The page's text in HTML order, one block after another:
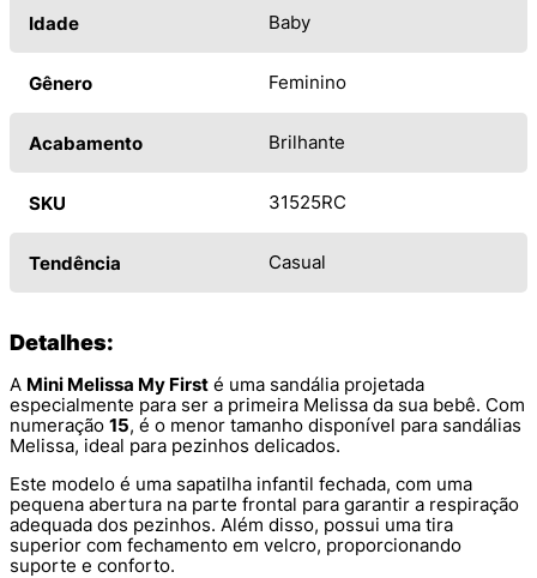
Idade Baby
Gênero Feminino
Acabamento Brilhante
SKU 31525RC
Tendência Casual
Detalhes:
A Mini Melissa My First é uma sandália projetada
especialmente para ser a primeira Melissa da sua bebê. Com
numeração 15, é o menor tamanho disponível para sandálias
Melissa, ideal para pezinhos delicados.
Este modelo é uma sapatilha infantil fechada, com uma
pequena abertura na parte frontal para garantir a respiração
adequada dos pezinhos. Além disso, possui uma tira
superior com fechamento em velcro, proporcionando
suporte e conforto.